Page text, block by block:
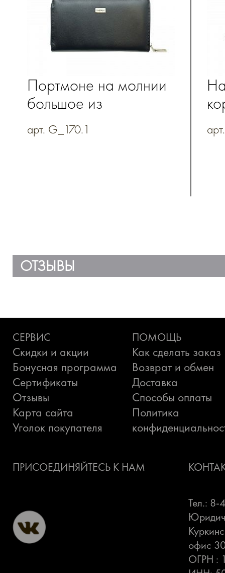
Портмоне на молнии
большое из
натуральной кожи
арт. G_170.1
ОТЗЫВЫ
СЕРВИС
Скидки и акции
Бонусная программа
Сертификаты
Отзывы
Карта сайта
Уголок покупателя
ПОМОЩЬ
Как сделать заказ
Возврат и обмен
Доставка
Способы оплаты
Политика
ПРИСОЕДИНЯЙТЕСЬ К НАМ
Тел.: 8-
офис
ОГРН :